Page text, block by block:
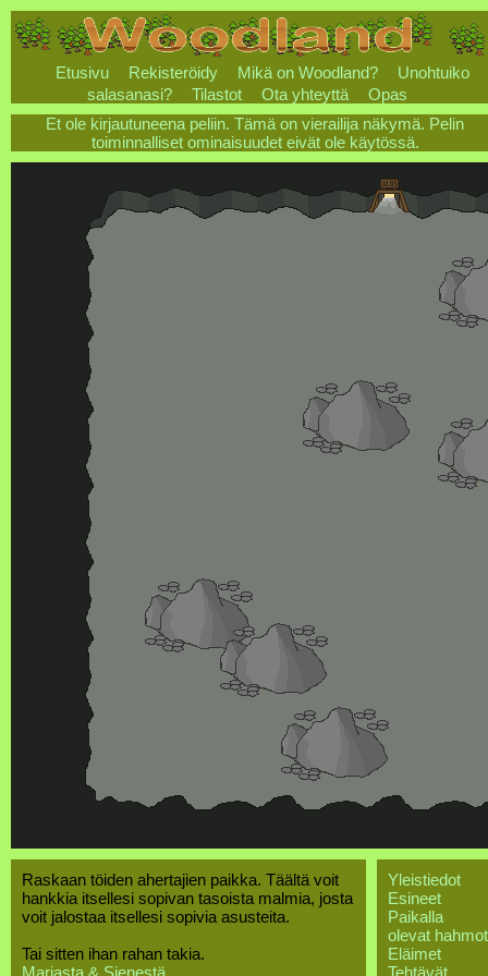
Etusivu Rekisteröidy Mikä on Woodland?
Unohtuiko
salasanasi?
Tilastot Ota yhteyttä
Opas
Et ole kirjautuneena peliin. Tämä on vierailija näkymä. Pelin
toiminnalliset ominaisuudet eivät ole käytössä.
Raskaan töiden ahertajien paikka. Täältä voit
hankkia itsellesi sopivan tasoista malmia, josta
voit jalostaa itsellesi sopivia asusteita.
Tai sitten ihan rahan takia.
Marjasta & Sienestä
Yleistiedot
Esineet
Paikalla
olevat hahmot
Eläimet
Tehtävät